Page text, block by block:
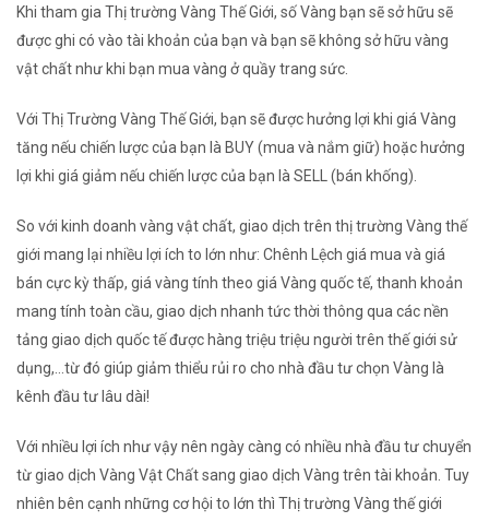
Khi tham gia Thị trường Vàng Thế Giới, số Vàng bạn sẽ sở hữu sẽ
được ghi có vào tài khoản của bạn và bạn sẽ không sở hữu vàng
vật chất như khi bạn mua vàng ở quầy trang sức.
Với Thị Trường Vàng Thế Giới, bạn sẽ được hưởng lợi khi giá Vàng
tăng nếu chiến lược của bạn là BUY (mua và nắm giữ) hoặc hưởng
lợi khi giá giảm nếu chiến lược của bạn là SELL (bán khống).
So với kinh doanh vàng vật chất, giao dịch trên thị trường Vàng thế
giới mang lại nhiều lợi ích to lớn như: Chênh Lệch giá mua và giá
bán cực kỳ thấp, giá vàng tính theo giá Vàng quốc tế, thanh khoản
mang tính toàn cầu, giao dịch nhanh tức thời thông qua các nền
tảng giao dịch quốc tế được hàng triệu triệu người trên thế giới sử
dụng,...từ đó giúp giảm thiểu rủi ro cho nhà đầu tư chọn Vàng là
kênh đầu tư lâu dài!
Với nhiều lợi ích như vậy nên ngày càng có nhiều nhà đầu tư chuyển
từ giao dịch Vàng Vật Chất sang giao dịch Vàng trên tài khoản. Tuy
nhiên bên cạnh những cơ hội to lớn thì Thị trường Vàng thế giới